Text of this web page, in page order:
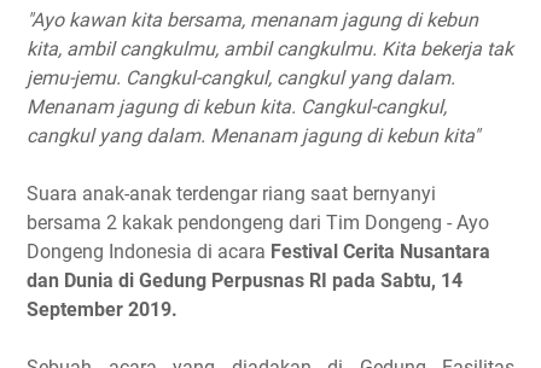
"Ayo kawan kita bersama, menanam jagung di kebun
kita, ambil cangkulmu, ambil cangkulmu. Kita bekerja tak
jemu-jemu. Cangkul-cangkul, cangkul yang dalam.
Menanam jagung di kebun kita. Cangkul-cangkul,
cangkul yang dalam. Menanam jagung di kebun kita"
Suara anak-anak terdengar riang saat bernyanyi
bersama 2 kakak pendongeng dari Tim Dongeng - Ayo
Dongeng Indonesia di acara Festival Cerita Nusantara
dan Dunia di Gedung Perpusnas RI pada Sabtu, 14
September 2019.